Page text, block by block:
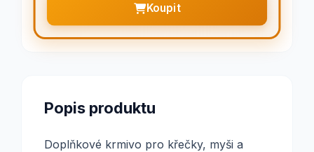
Koupit
Popis produktu
Doplňkové krmivo pro křečky, myši a